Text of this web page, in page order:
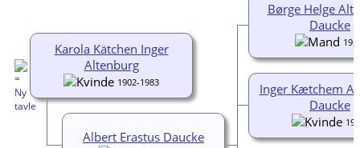
Børge Helge
Daucke
Inger Kætchem
Daucke
Karola Kätchen Inger
Altenburg
1902-1983
Albert Erastus Daucke